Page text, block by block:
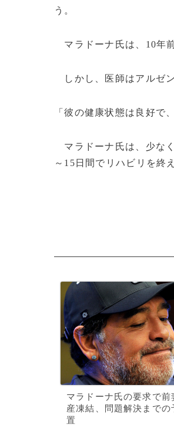
う。
マラドーナ氏は、10年
しかし、医師はアルゼ
「彼の健康状態は良好で
マラドーナ氏は、少な
～15日間でリハビリを終
マラドーナ氏の要求で前
産凍結、問題解決までの
置